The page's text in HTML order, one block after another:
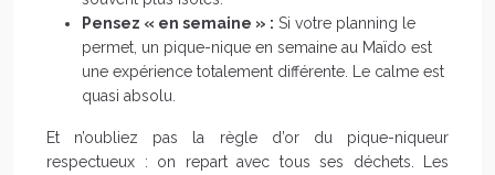
Pensez « en semaine » : Si votre planning le
permet, un pique-nique en semaine au Maïdo est
une expérience totalement différente. Le calme est
quasi absolu.
Et n’oubliez pas la règle d’or du pique-niqueur
respectueux : on repart avec tous ses déchets. Les